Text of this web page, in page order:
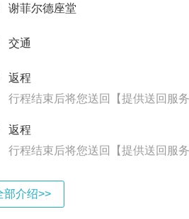
谢菲尔德座堂
交通
返程
行程结束后将您送回【提供送回服
返程
行程结束后将您送回【提供送回服
部介绍>>